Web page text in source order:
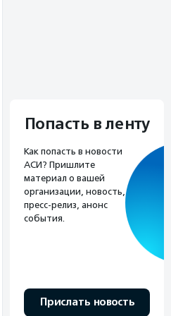
Попасть в ленту
Как попасть в новости
АСИ? Пришлите
материал о вашей
организации, новость,
пресс-релиз, анонс
события.
Прислать новость